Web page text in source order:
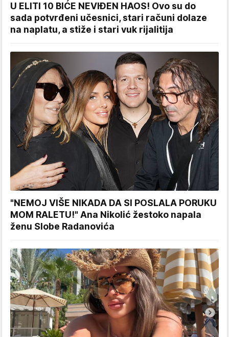
U ELITI 10 BIĆE NEVIĐEN HAOS! Ovo su do
sada potvrđeni učesnici, stari računi dolaze
na naplatu, a stiže i stari vuk rijalitija
"NEMOJ VIŠE NIKADA DA SI POSLALA PORUKU
MOM RALETU!" Ana Nikolić žestoko napala
ženu Slobe Radanovića